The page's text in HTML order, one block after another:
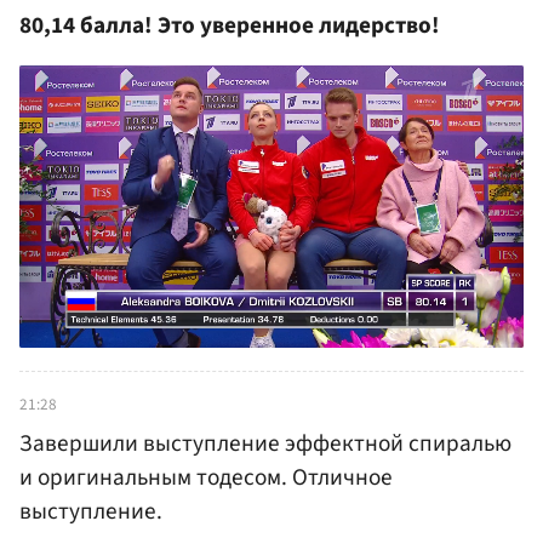
80,14 балла! Это уверенное лидерство!
21:28
Завершили выступление эффектной спиралью
и оригинальным тодесом. Отличное
выступление.